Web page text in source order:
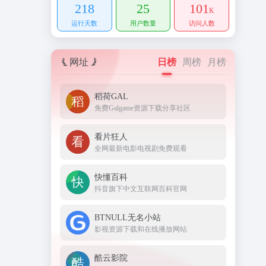
218
运行天数
25
用户数量
101K
访问人数
网址 日榜 周榜 月榜
稻荷GAL
免费Galgame资源下载分享社区
看片狂人
全网最新电影电视剧免费观看
快懂百科
抖音旗下中文互联网百科官网
BTNULL无名小站
影视资源下载和在线播放网站
酷云影院